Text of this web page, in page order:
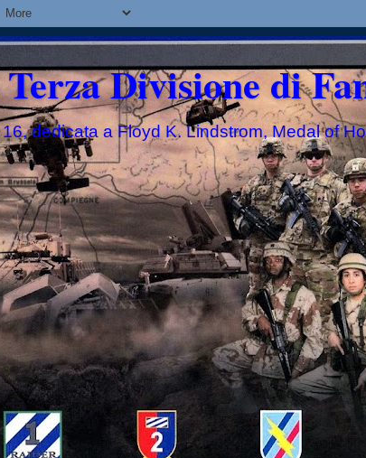
Terza Divisione di
dedicata a Floyd K. Lindstrom, Medal of